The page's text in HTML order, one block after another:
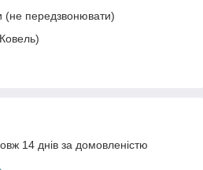
(не передзвонювати)
14 днів за домовленістю